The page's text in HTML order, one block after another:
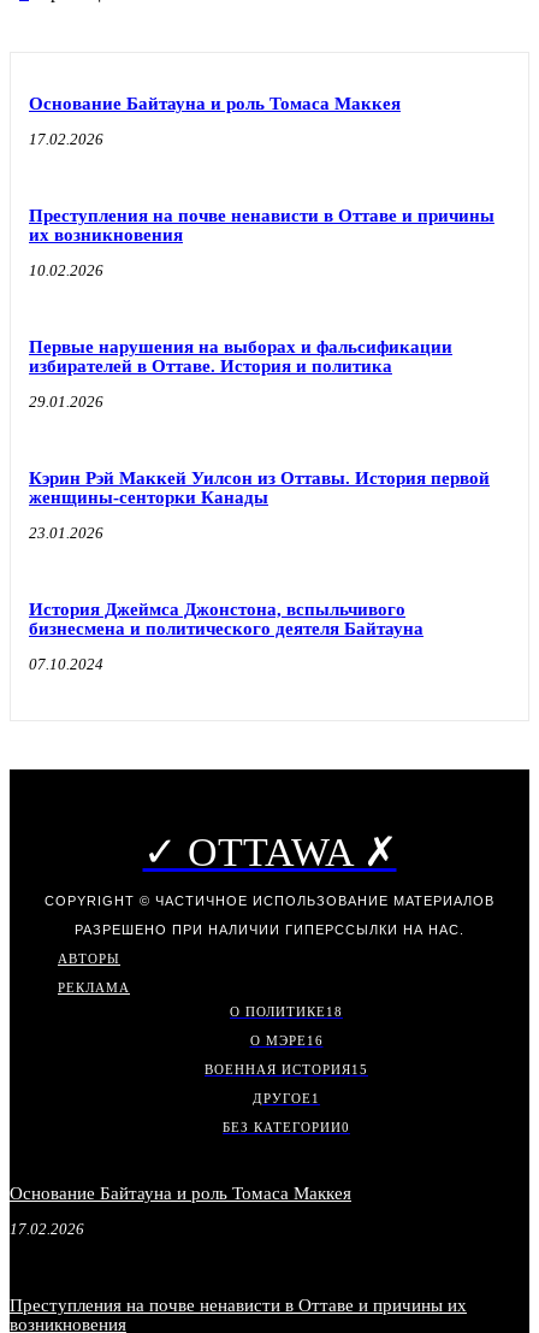
Основание Байтауна и роль Томаса Маккея
17.02.2026
Преступления на почве ненависти в Оттаве и причины
их возникновения
10.02.2026
Первые нарушения на выборах и фальсификации
избирателей в Оттаве. История и политика
29.01.2026
Кэрин Рэй Маккей Уилсон из Оттавы. История первой
женщины-сенторки Канады
23.01.2026
История Джеймса Джонстона, вспыльчивого
бизнесмена и политического деятеля Байтауна
07.10.2024
✓ OTTAWA ✗
COPYRIGHT © ЧАСТИЧНОЕ ИСПОЛЬЗОВАНИЕ МАТЕРИАЛОВ
РАЗРЕШЕНО ПРИ НАЛИЧИИ ГИПЕРССЫЛКИ НА НАС.
АВТОРЫ
РЕКЛАМА
О ПОЛИТИКЕ18
О МЭРЕ16
ВОЕННАЯ ИСТОРИЯ15
ДРУГОЕ1
БЕЗ КАТЕГОРИИ0
Основание Байтауна и роль Томаса Маккея
17.02.2026
Преступления на почве ненависти в Оттаве и причины их
возникновения